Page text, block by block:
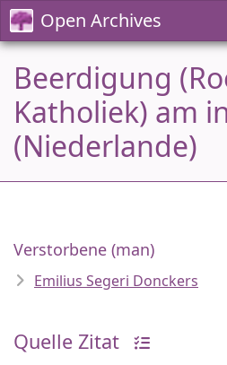
Open Archives
Beerdigung
Katholiek) am
(Niederlande)
Verstorbene (man)
Emilius Segeri Donckers
Quelle Zitat